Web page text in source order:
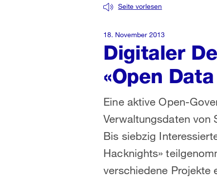
Digitaler
«Open
Seite vorlesen
Eine aktive Open-
Verwaltungsdaten von
Bis siebzig
Hacknights»
verschiedene Projekte
18. November 2013